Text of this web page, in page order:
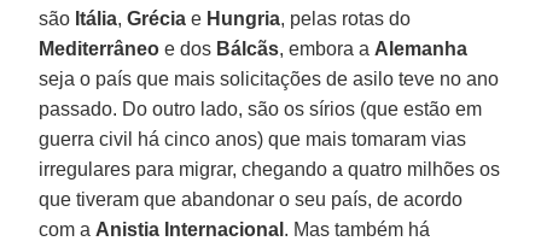
são Itália,Grécia e Hungria, pelas rotas do
Mediterrâneo e dos Bálcãs, embora a Alemanha
seja o país que mais solicitações de asilo teve no ano
passado. Do outro lado, são os sírios (que estão em
guerra civil há cinco anos) que mais tomaram vias
irregulares para migrar, chegando a quatro milhões os
que tiveram que abandonar o seu país, de acordo
com a Anistia Internacional . Mas também há